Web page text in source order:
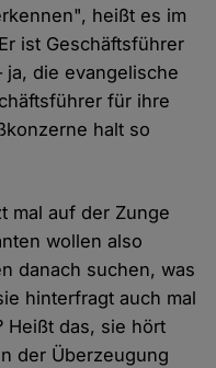
heißt es im
ist Geschäftsführer
die evangelische
für ihre
halt so
mal auf der Zunge
wollen also
danach suchen, was
hinterfragt auch mal
Heißt das, sie hört
der Überzeugung